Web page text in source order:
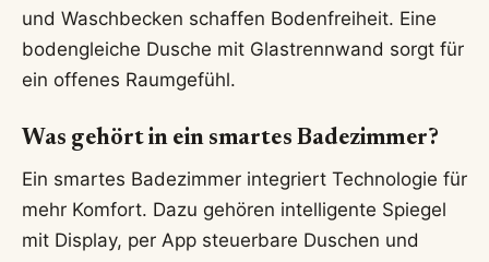
und Waschbecken schaffen Bodenfreiheit. Eine
bodengleiche Dusche mit Glastrennwand sorgt für
ein offenes Raumgefühl.
Was gehört in ein smartes Badezimmer?
Ein smartes Badezimmer integriert Technologie für
mehr Komfort. Dazu gehören intelligente Spiegel
mit Display, per App steuerbare Duschen und